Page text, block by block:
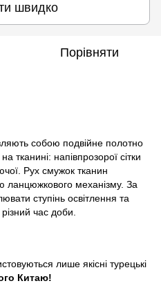
швидко
Порівняти
собою подвійне полотно
тканині: напівпрозорої сітки
Рух смужок тканин
ланцюжкового механізму. За
ступінь освітлення та
час доби.
лише якісні турецькі
Китаю!